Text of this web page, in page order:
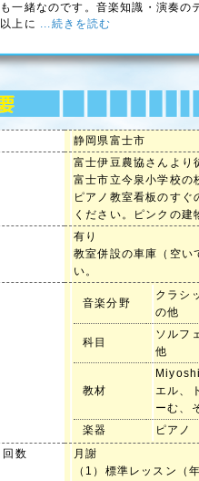
一緒なのです。音楽知識・演奏の
上に ...続きを読む
静岡県富士市
富士伊豆農協さんより
富士市立今泉小学校の
ピアノ教室看板のす
ください。ピンクの建
有り
教室併設の車庫（空い
い。
音楽分野
クラシ
の他
科目
ソルフ
他
教材
エル、
ーむ、
楽器
ピアノ
回数
月謝
（1）標準レッスン（